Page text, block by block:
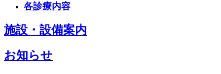
各診療内容
施設・設備案内
お知らせ